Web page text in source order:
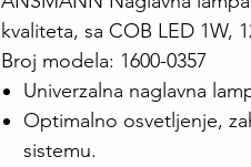
kvaliteta, sa COB LED 1W,
Broj modela: 1600-0357
Univerzalna naglavna
Optimalno osvetljenje,
sistemu.